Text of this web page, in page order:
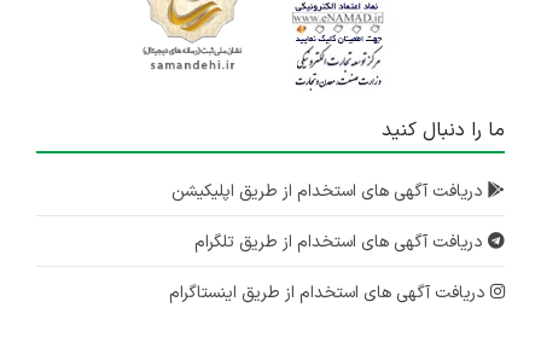
ما را دنبال کنید
دریافت آگهی های استخدام از طریق اپلیکیشن
دریافت آگهی های استخدام از طریق تلگرام
دریافت آگهی های استخدام از طریق اینستاگرام